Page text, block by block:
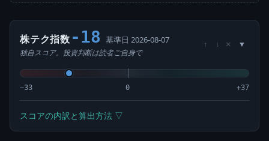
株テク指数 -18 基準日 2026-08-07
独自スコア。投資判断は読者ご自身で
↑ ↓ ×
−33 0 +37
スコアの内訳と算出方法 ▽